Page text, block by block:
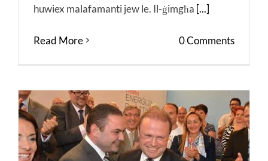
huwiex malafamanti jew le. Il-ġimgħa [...]
Read More 0 Comments